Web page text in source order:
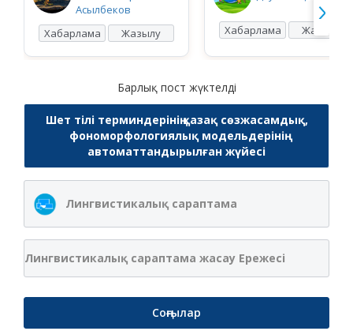
Асылбеков
Хабарлама
Жазылу Хабарлама Жазылу
Барлық пост жүктелді
Шет тілі терминдерінің қазақ сөзжасамдық,
фономорфологиялық модельдерінің
автоматтандырылған жүйесі
Лингвистикалық сараптама
Лингвистикалық сараптама жасау Ережесі
Соңғылар